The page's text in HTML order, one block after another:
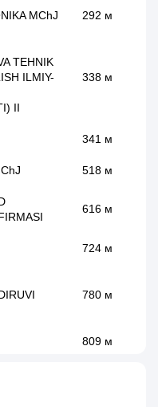
MChJ 292 м
TEHNIK
ILMIY-
II
338 м
341 м
518 м
616 м
724 м
780 м
809 м